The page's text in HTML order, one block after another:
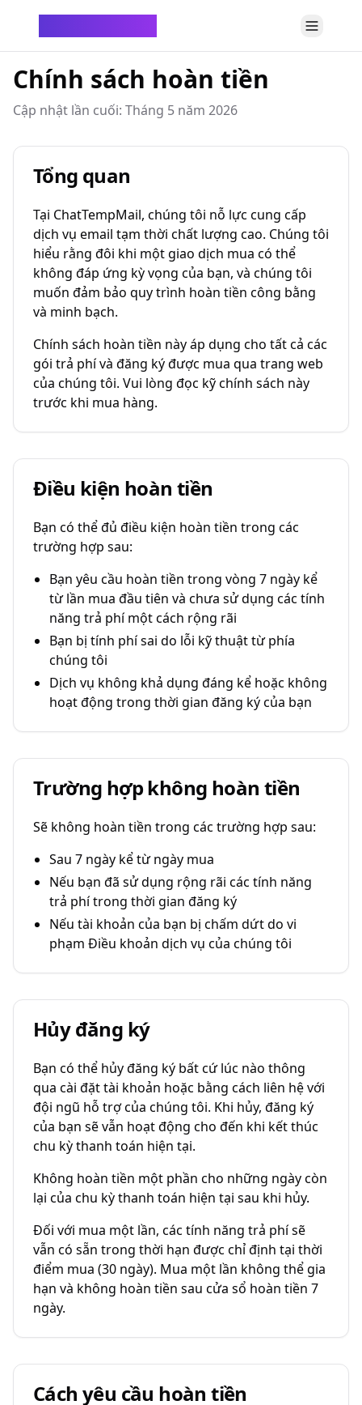
Chính sách hoàn tiền
Cập nhật lần cuối: Tháng 5 năm 2026
Tổng quan
Tại ChatTempMail, chúng tôi nỗ lực cung cấp
dịch vụ email tạm thời chất lượng cao. Chúng tôi
hiểu rằng đôi khi một giao dịch mua có thể
không đáp ứng kỳ vọng của bạn, và chúng tôi
muốn đảm bảo quy trình hoàn tiền công bằng
và minh bạch.
Chính sách hoàn tiền này áp dụng cho tất cả các
gói trả phí và đăng ký được mua qua trang web
của chúng tôi. Vui lòng đọc kỹ chính sách này
trước khi mua hàng.
Điều kiện hoàn tiền
Bạn có thể đủ điều kiện hoàn tiền trong các
trường hợp sau:
Bạn yêu cầu hoàn tiền trong vòng 7 ngày kể
từ lần mua đầu tiên và chưa sử dụng các tính
năng trả phí một cách rộng rãi
Bạn bị tính phí sai do lỗi kỹ thuật từ phía
chúng tôi
Dịch vụ không khả dụng đáng kể hoặc không
hoạt động trong thời gian đăng ký của bạn
Trường hợp không hoàn tiền
Sẽ không hoàn tiền trong các trường hợp sau:
Sau 7 ngày kể từ ngày mua
Nếu bạn đã sử dụng rộng rãi các tính năng
trả phí trong thời gian đăng ký
Nếu tài khoản của bạn bị chấm dứt do vi
phạm Điều khoản dịch vụ của chúng tôi
Hủy đăng ký
Bạn có thể hủy đăng ký bất cứ lúc nào thông
qua cài đặt tài khoản hoặc bằng cách liên hệ với
đội ngũ hỗ trợ của chúng tôi. Khi hủy, đăng ký
của bạn sẽ vẫn hoạt động cho đến khi kết thúc
chu kỳ thanh toán hiện tại.
Không hoàn tiền một phần cho những ngày còn
lại của chu kỳ thanh toán hiện tại sau khi hủy.
Đối với mua một lần, các tính năng trả phí sẽ
vẫn có sẵn trong thời hạn được chỉ định tại thời
điểm mua (30 ngày). Mua một lần không thể gia
hạn và không hoàn tiền sau cửa sổ hoàn tiền 7
ngày.
Cách yêu cầu hoàn tiền